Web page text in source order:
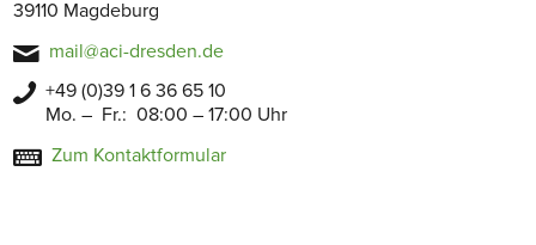
39110 Magdeburg
mail@aci-dresden.de
+49 (0)39 1 6 36 65 10
Mo. – Fr.: 08:00 – 17:00 Uhr
Zum Kontaktformular